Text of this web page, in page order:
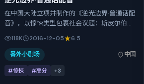
在中国大陆立项并制作的《逆光边界·普通话配
音》，以惊悚类型包裹社会议题：斯皮尔伯格
朝伟、辛芷蕾、杨紫的对手戏为看点之一。上
映时间：2016-12-05；片长167分钟；适合关
118K 2016-12-05 6.5
番外小剧场 中国
#惊悚 #高分 +3